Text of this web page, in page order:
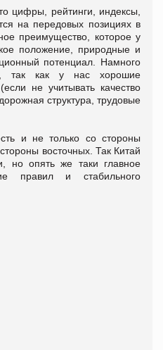
цифры, рейтинги, индексы,
на передовых позициях в
преимущество, которое у
положение, природные и
потенциал. Намного
так как у нас хорошие
не учитывать качество
структура, трудовые
и не только со стороны
восточных. Так Китай
но опять же таки главное
правил и стабильного